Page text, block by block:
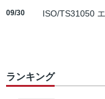
09/30 ISO/TS31050
ランキング